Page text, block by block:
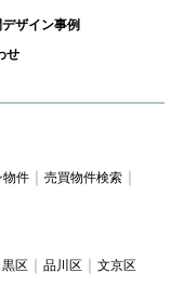
ザイン事例
せ
物件
売買物件検索
黒区 品川区 文京区